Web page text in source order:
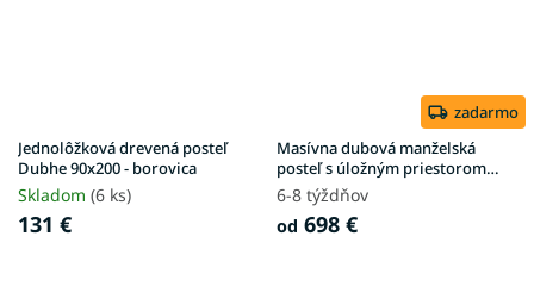
Jednolôžková drevená posteľ
Dubhe 90x200 - borovica
Skladom (6 ks)
131 €
zadarmo
Masívna dubová manželská
posteľ s úložným priestorom
Stela
6-8 týždňov
od 698 €